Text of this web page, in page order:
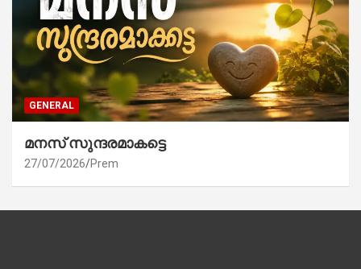
GENERAL
മനസ് സുന്ദരമാകട്ടെ
27/07/2026 Prem